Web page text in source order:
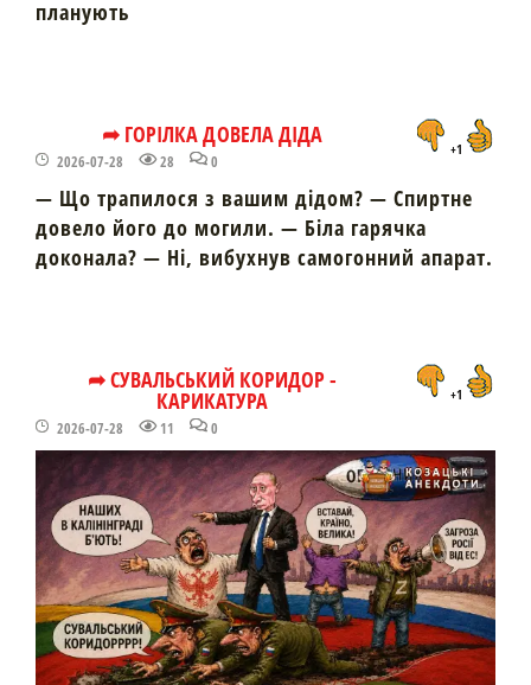
планують
➦ ГОРІЛКА ДОВЕЛА ДІДА
2026-07-28 28 0
+1
— Що трапилося з вашим дідом? — Спиртне
довело його до могили. — Біла гарячка
доконала? — Ні, вибухнув самогонний апарат.
➦ СУВАЛЬСЬКИЙ КОРИДОР -
КАРИКАТУРА
2026-07-28 11 0
+1